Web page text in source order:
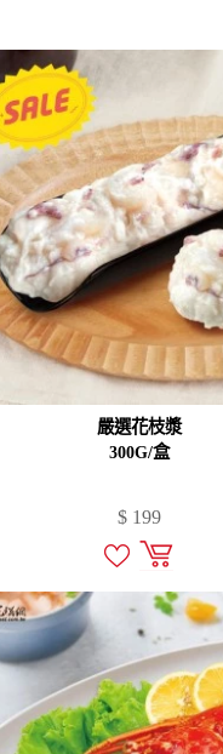
嚴選花枝漿
300G/盒
$ 199